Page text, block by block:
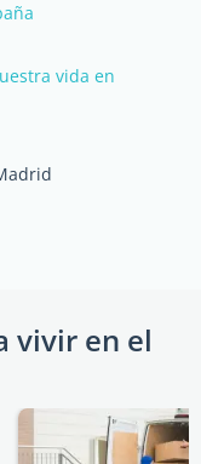
vida en
vivir en el